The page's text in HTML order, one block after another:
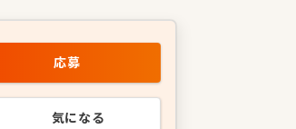
応募
気になる